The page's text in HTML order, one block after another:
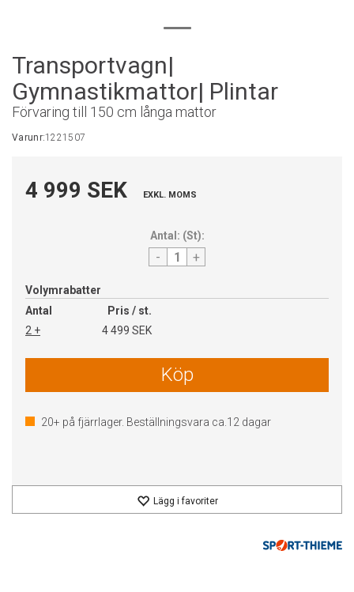
Transportvagn|
Gymnastikmattor| Plintar
Förvaring till 150 cm långa mattor
Varunr:1221507
4 999 SEK EXKL. MOMS
Antal: (St):
- +
Volymrabatter
Antal
Pris / st.
2 +
4 499 SEK
Köp
20+ på fjärrlager. Beställningsvara ca. 12 dagar
Lägg i favoriter